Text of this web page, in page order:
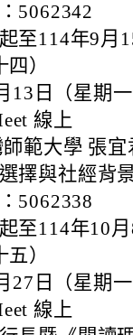
5062342
至114年9月
）
13日（星期
線上
範大學 張宜
擇與社經背
5062338
至114年10
）
27日（星期
線上